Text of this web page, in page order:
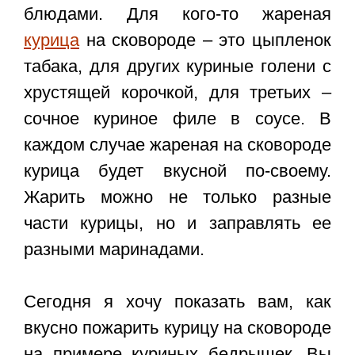
блюдами. Для кого-то жареная
курицана сковороде – это цыпленок
табака, для других куриные голени с
хрустящей корочкой, для третьих –
сочное куриное филе в соусе. В
каждом случае жареная на сковороде
курица будет вкусной по-своему.
Жарить можно не только разные
части курицы, но и заправлять ее
разными маринадами.
Сегодня я хочу показать вам, как
вкусно пожарить курицу на сковороде